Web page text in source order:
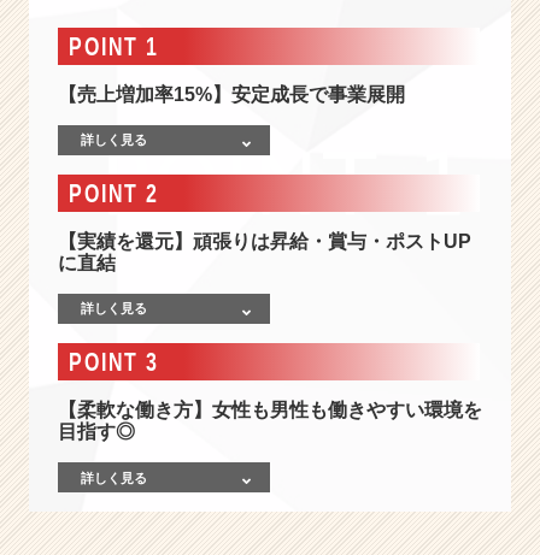
上
増
加
1
安
成
長】
ク
ー
ズ
POINT 1
【売上増加率15%】安定成長で事業展開
詳しく見る
POINT 2
【実績を還元】頑張りは昇給・賞与・ポストUP
に直結
詳しく見る
POINT 3
【柔軟な働き方】女性も男性も働きやすい環境を
目指す◎
詳しく見る